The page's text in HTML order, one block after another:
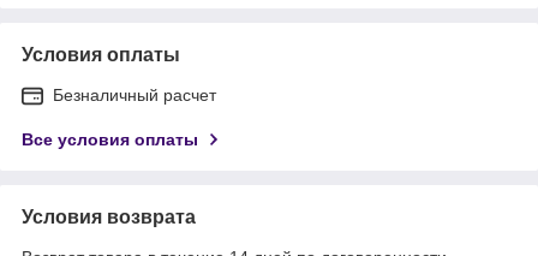
Условия оплаты
Безналичный расчет
Все условия оплаты
Условия возврата